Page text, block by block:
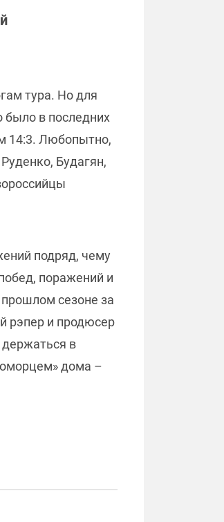
тура. Но для
было в последних
14:3. Любопытно,
Будагян,
подряд, чему
поражений и
сезоне за
рэпер и продюсер
в
дома –